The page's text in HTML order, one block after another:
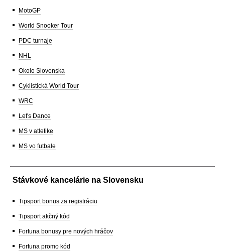
MotoGP
World Snooker Tour
PDC turnaje
NHL
Okolo Slovenska
Cyklistická World Tour
WRC
Let's Dance
MS v atletike
MS vo futbale
Stávkové kancelárie na Slovensku
Tipsport bonus za registráciu
Tipsport akčný kód
Fortuna bonusy pre nových hráčov
Fortuna promo kód